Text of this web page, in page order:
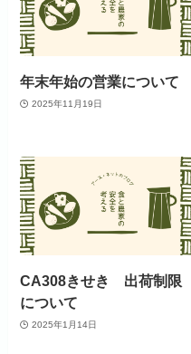
年末年始の営業について
2025年11月19日
CA308きせき 出荷制限
について
2025年1月14日